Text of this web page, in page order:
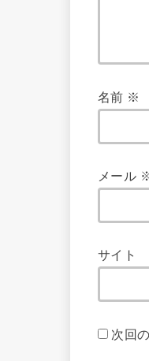
名前 ※
メール
サイト
次回